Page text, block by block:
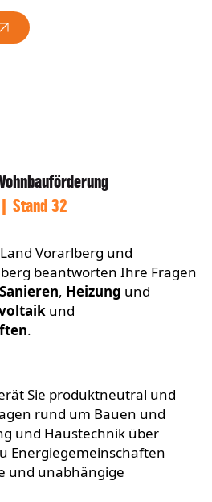
Stand 32
Vorarlberg und
beantworten Ihre Fragen
Sanieren, Heizung und
und
.
Sie produktneutral und
rund um Bauen und
und Haustechnik über
Energiegemeinschaften
und unabhängige